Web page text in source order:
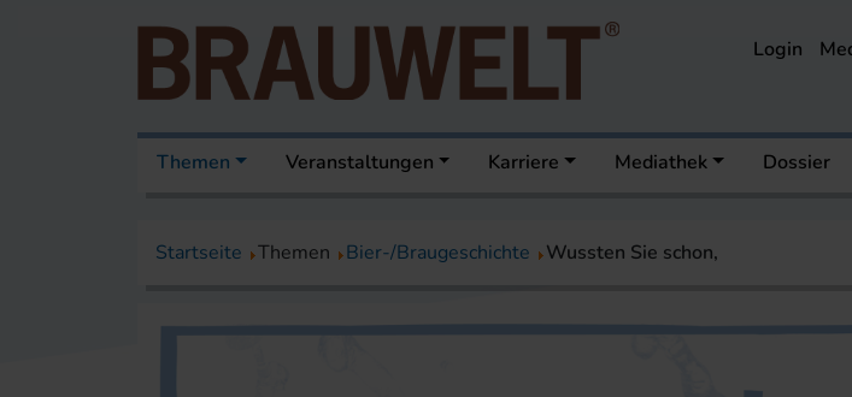
Login
Themen Veranstaltungen Karriere Mediathek Dossier
Startseite Themen Bier-/Braugeschichte Wussten Sie schon,